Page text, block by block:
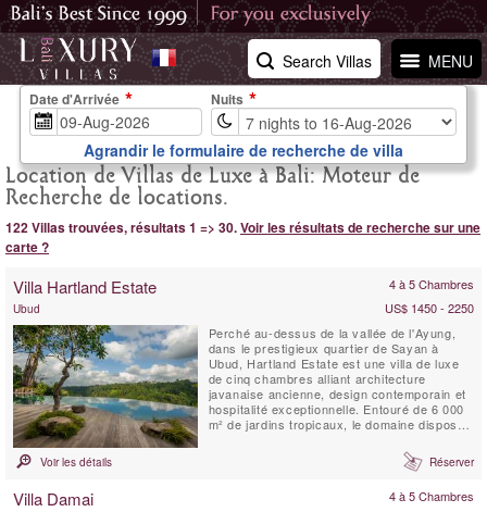
MENU
Search Villas
Location de Villas de Luxe à Bali: Moteur de
Recherche de locations.
122 Villas trouvées, résultats 1 => 30.Voir les résultats de recherche sur une
carte ?
Villa Hartland Estate 4 à 5 Chambres
Ubud
US$ 1450 - 2250
Perché au-dessus de la vallée de l'Ayung,
dans le prestigieux quartier de Sayan à
Ubud, Hartland Estate est une villa de luxe
de cinq chambres alliant architecture
javanaise ancienne, design contemporain et
hospitalité exceptionnelle. Entouré de 6 000
m² de jardins tropicaux, le domaine dispose
d'eau salée de 26 mètres alimentée par une
source naturelle, de vues panoramiques sur
Voir les détails Réserver
Villa Damai 4 à 5 Chambres
Date d'Arrivée Nuits
Agrandir le formulaire de recherche de villa